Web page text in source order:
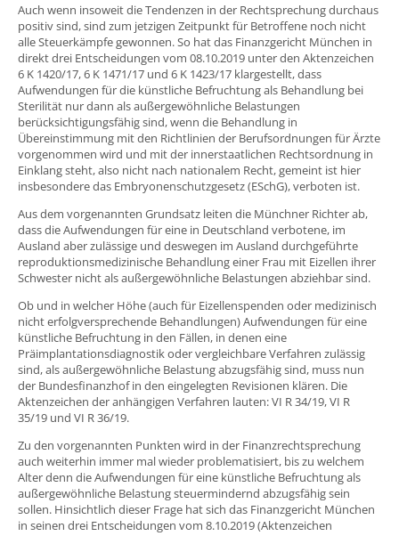
Auch wenn insoweit die Tendenzen in der Rechtsprechung durchaus
positiv sind, sind zum jetzigen Zeitpunkt für Betroffene noch nicht
alle Steuerkämpfe gewonnen. So hat das Finanzgericht München in
direkt drei Entscheidungen vom 08.10.2019 unter den Aktenzeichen
6 K 1420/17, 6 K 1471/17 und 6 K 1423/17 klargestellt, dass
Aufwendungen für die künstliche Befruchtung als Behandlung bei
Sterilität nur dann als außergewöhnliche Belastungen
berücksichtigungsfähig sind, wenn die Behandlung in
Übereinstimmung mit den Richtlinien der Berufsordnungen für Ärzte
vorgenommen wird und mit der innerstaatlichen Rechtsordnung in
Einklang steht, also nicht nach nationalem Recht, gemeint ist hier
insbesondere das Embryonenschutzgesetz (ESchG), verboten ist.
Aus dem vorgenannten Grundsatz leiten die Münchner Richter ab,
dass die Aufwendungen für eine in Deutschland verbotene, im
Ausland aber zulässige und deswegen im Ausland durchgeführte
reproduktionsmedizinische Behandlung einer Frau mit Eizellen ihrer
Schwester nicht als außergewöhnliche Belastungen abziehbar sind.
Ob und in welcher Höhe (auch für Eizellenspenden oder medizinisch
nicht erfolgversprechende Behandlungen) Aufwendungen für eine
künstliche Befruchtung in den Fällen, in denen eine
Präimplantationsdiagnostik oder vergleichbare Verfahren zulässig
sind, als außergewöhnliche Belastung abzugsfähig sind, muss nun
der Bundesfinanzhof in den eingelegten Revisionen klären. Die
Aktenzeichen der anhängigen Verfahren lauten: VI R 34/19, VI R
35/19 und VI R 36/19.
Zu den vorgenannten Punkten wird in der Finanzrechtsprechung
auch weiterhin immer mal wieder problematisiert, bis zu welchem
Alter denn die Aufwendungen für eine künstliche Befruchtung als
außergewöhnliche Belastung steuermindernd abzugsfähig sein
sollen. Hinsichtlich dieser Frage hat sich das Finanzgericht München
in seinen drei Entscheidungen vom 8.10.2019 (Aktenzeichen